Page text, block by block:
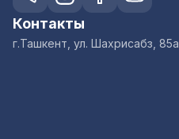
Контакты
г.Ташкент, ул. Шахрисабз, 85а